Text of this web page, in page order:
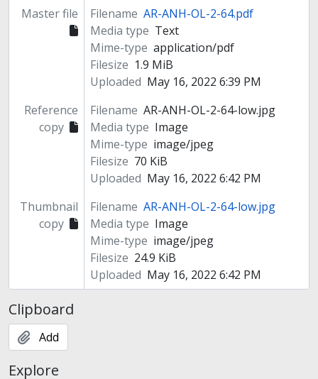
Master file Filename AR-ANH-OL-2-64.pdf
Media type Text
Mime-type application/pdf
Filesize 1.9 MiB
Uploaded May 16, 2022 6:39 PM
Reference
copy
Filename AR-ANH-OL-2-64-low.jpg
Media type Image
Mime-type image/jpeg
Filesize 70 KiB
Uploaded May 16, 2022 6:42 PM
Thumbnail
copy
Filename AR-ANH-OL-2-64-low.jpg
Media type Image
Mime-type image/jpeg
Filesize 24.9 KiB
Uploaded May 16, 2022 6:42 PM
Clipboard
Add
Explore